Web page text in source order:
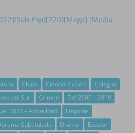
Esp][720][Mega] [Media
China Ciencia Ficción
Colegial
del Sur Crimen
Del 2000 – 2010
2021 – Actualidad
Deporte
Subtitulado Drama
Escolar